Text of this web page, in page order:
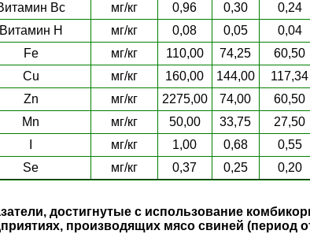
Вс
мг/кг 0,96 0,30
0,24
Витамин Н
мг/кг 0,08 0,05
0,04
Fe
мг/кг 110,00 74,25
60,50
Cu
мг/кг 160,00 144,00
117,34
Zn
мг/кг 2275,00 74,00
60,50
Mn
мг/кг 50,00 33,75
27,50
мг/кг 1,00 0,68
0,55
Se
мг/кг 0,37 0,25 0,20
достигнутые с использование
производящих мясо свиней (период